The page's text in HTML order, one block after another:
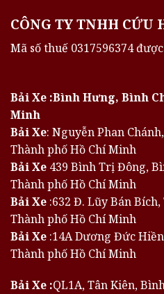
CÔNG TY TNHH CỨU
Mã số thuế 0317596374
Bải Xe :Bình Hưng, Bình
Minh
Bải Xe: Nguyễn Phan
Thành phố Hồ Chí Minh
Bải Xe 439 Bình Trị Đông,
Thành phố Hồ Chí Minh
Bải Xe :632 Đ. Lũy Bán
Thành phố Hồ Chí Minh
Bải Xe :14A Dương Đức
Thành phố Hồ Chí Minh
Bải Xe :QL1A, Tân Kiên,